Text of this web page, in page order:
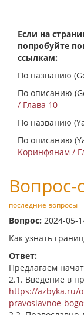
Если на
попробуйте
ссылкам:
По названию
По описанию
/ Глава 10
По названию
По описанию
Коринфянам /
Вопрос-
последние вопросы
Вопрос: 2024-05-
Как узнать
Ответ:
Предлагаем
2.1. Введение в
https://azbyka.ru/
pravoslavnoe-